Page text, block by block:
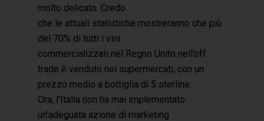
molto delicato. Credo
che le attuali statistiche mostreranno che più
del 70% di tutti i vini
commercializzati nel Regno Unito nell’off
trade è venduto nei supermercati, con un
prezzo medio a bottiglia di 5 sterline.
Ora, l’Italia non ha mai implementato
un’adeguata azione di marketing